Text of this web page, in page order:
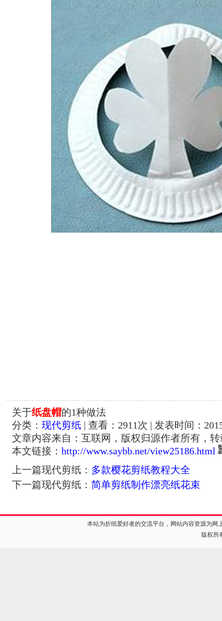
关于纸盘帽的1种做法
分类： 现代剪纸 | 查看： 2911次 | 发表时间：
文章内容来自：互联网，版权归源作者所有，
本文链接： http://www.saybb.net/view25186.html
上一篇现代剪纸： 多款樱花剪纸教程大全
下一篇现代剪纸： 简单剪纸制作漂亮纸花束
本站为折纸爱好者的交流平台，网站内容资源为
版权所